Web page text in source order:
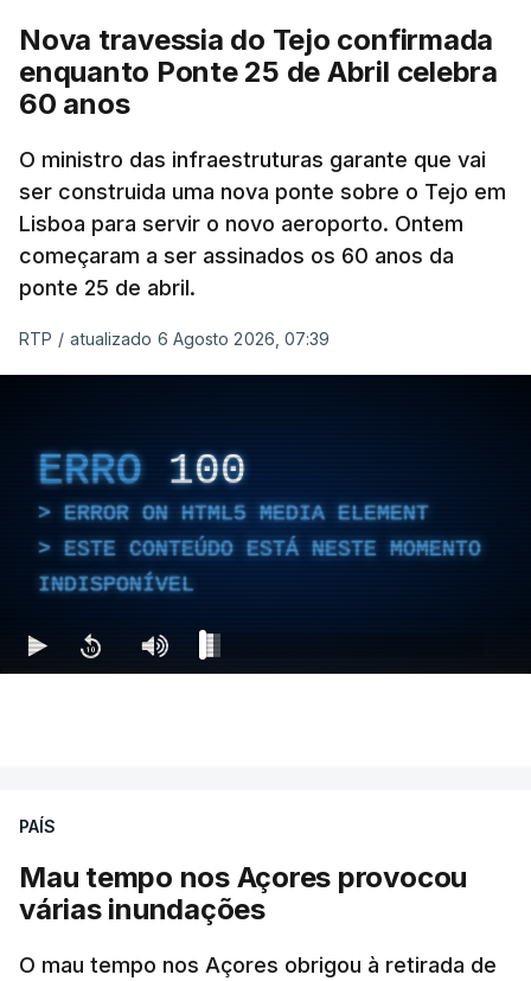
Nova travessia do Tejo confirmada
enquanto Ponte 25 de Abril celebra
60 anos
O ministro das infraestruturas garante que vai
ser construida uma nova ponte sobre o Tejo em
Lisboa para servir o novo aeroporto. Ontem
começaram a ser assinados os 60 anos da
ponte 25 de abril.
RTP / atualizado 6 Agosto 2026, 07:39
ERRO 100
ERROR ON HTML5 MEDIA ELEMENT
ESTE CONTEÚDO ESTÁ NESTE MOMENTO
INDISPONÍVEL
PAÍS
Mau tempo nos Açores provocou
várias inundações
O mau tempo nos Açores obrigou à retirada de